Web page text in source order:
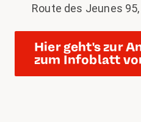
Route des Jeunes
Hier geht's zur
zum Infoblatt